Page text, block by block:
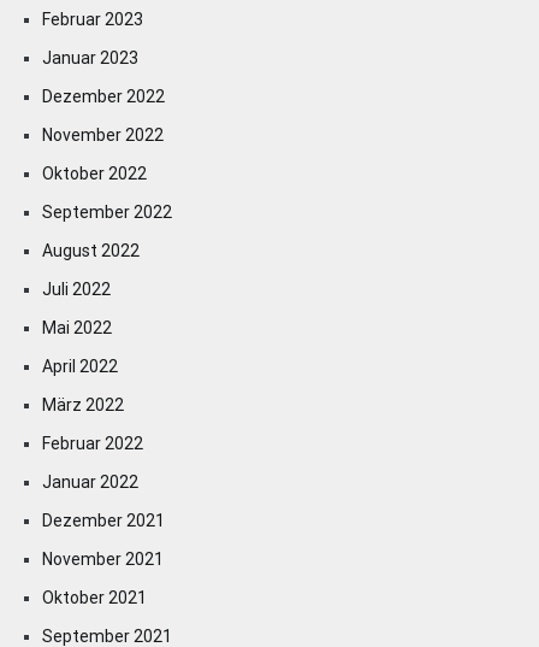
Februar 2023
Januar 2023
Dezember 2022
November 2022
Oktober 2022
September 2022
August 2022
Juli 2022
Mai 2022
April 2022
März 2022
Februar 2022
Januar 2022
Dezember 2021
November 2021
Oktober 2021
September 2021